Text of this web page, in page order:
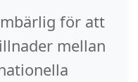
för att
mellan